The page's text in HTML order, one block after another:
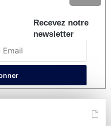
Recevez notre
newsletter